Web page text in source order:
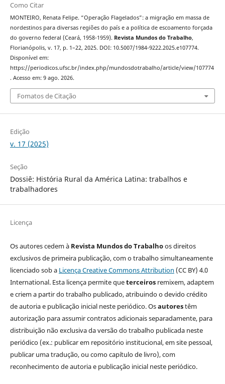
Como Citar
MONTEIRO, Renata Felipe. “Operação Flagelados”: a migração em massa de
nordestinos para diversas regiões do país e a política de escoamento forçada
do governo federal (Ceará, 1958-1959). Revista Mundos do Trabalho,
Florianópolis, v. 17, p. 1–22, 2025. DOI: 10.5007/1984-9222.2025.e107774.
Disponível em:
https://periodicos.ufsc.br/index.php/mundosdotrabalho/article/view/107774
. Acesso em: 9 ago. 2026.
Fomatos de Citação
Edição
v. 17 (2025)
Seção
Dossiê: História Rural da América Latina: trabalhos e
trabalhadores
Licença
Os autores cedem à Revista Mundos do Trabalhoos direitos
exclusivos de primeira publicação, com o trabalho simultaneamente
licenciado sob a Licença Creative Commons Attribution (CC BY) 4.0
International. Esta licença permite queterceirosremixem, adaptem
e criem a partir do trabalho publicado, atribuindo o devido crédito
de autoria e publicação inicial neste periódico. Osautorestêm
autorização para assumir contratos adicionais separadamente, para
distribuição não exclusiva da versão do trabalho publicada neste
periódico (ex.: publicar em repositório institucional, em site pessoal,
publicar uma tradução, ou como capítulo de livro), com
reconhecimento de autoria e publicação inicial neste periódico.